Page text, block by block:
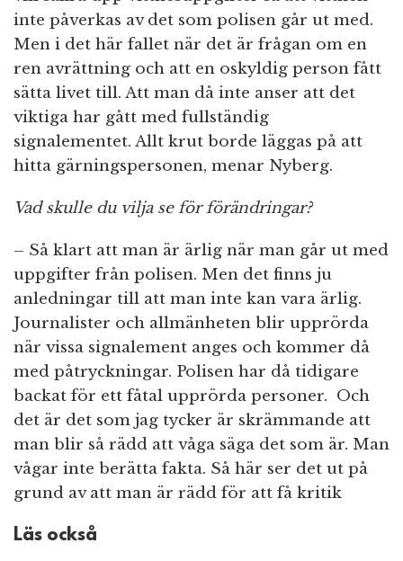
inte påverkas av det som polisen går ut med.
Men i det här fallet när det är frågan om en
ren avrättning och att en oskyldig person fått
sätta livet till. Att man då inte anser att det
viktiga har gått med fullständig
signalementet. Allt krut borde läggas på att
hitta gärningspersonen, menar Nyberg.
Vad skulle du vilja se för förändringar?
– Så klart att man är ärlig när man går ut med
uppgifter från polisen. Men det finns ju
anledningar till att man inte kan vara ärlig.
Journalister och allmänheten blir upprörda
när vissa signalement anges och kommer då
med påtryckningar. Polisen har då tidigare
backat för ett fåtal upprörda personer. Och
det är det som jag tycker är skrämmande att
man blir så rädd att våga säga det som är. Man
vågar inte berätta fakta. Så här ser det ut på
grund av att man är rädd för att få kritik
Läs också